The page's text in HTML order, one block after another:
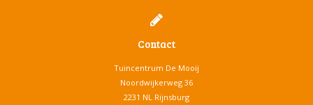
Contact
Tuincentrum De Mooij
Noordwijkerweg 36
2231 NL Rijnsburg